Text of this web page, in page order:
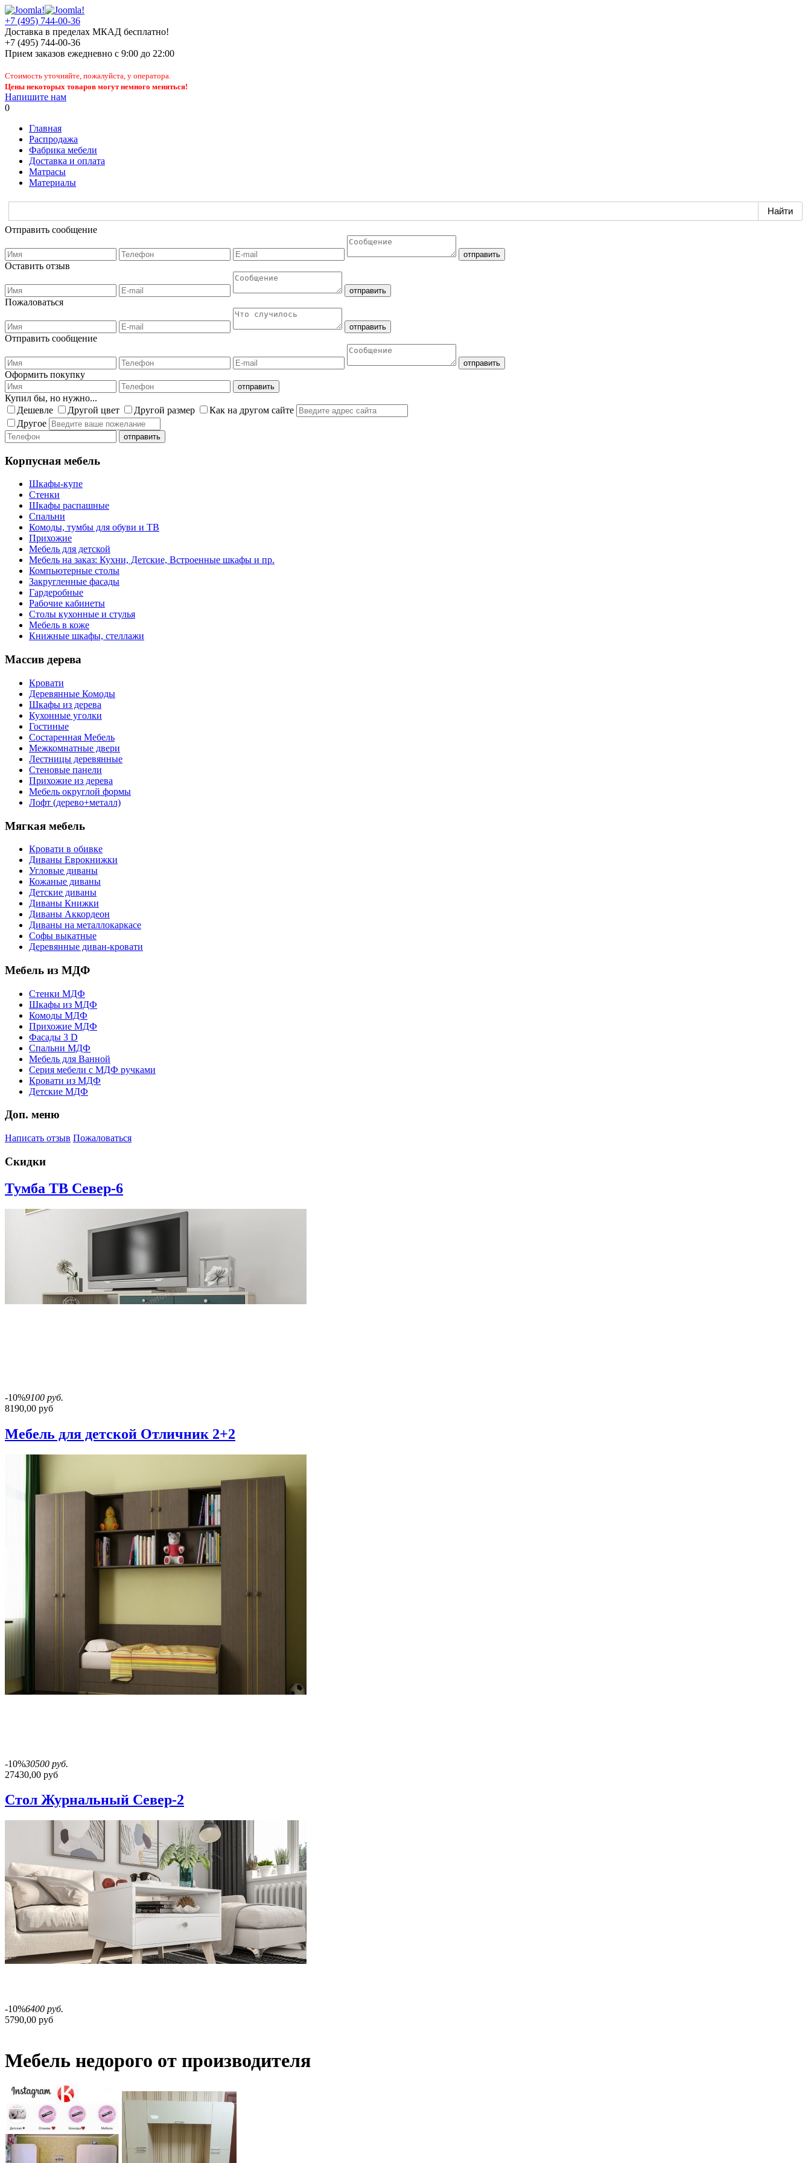
+7 (495) 744-00-36
Доставка в пределах МКАД бесплатно!
+7 (495) 744-00-36
Прием заказов ежедневно с 9:00 до 22:00
Стоимость уточняйте, пожалуйста, у оператора.
Цены некоторых товаров могут немного меняться!
Напишите нам
0
Главная
Распродажа
Фабрика мебели
Доставка и оплата
Матрасы
Материалы
Отправить сообщение
Оставить отзыв
Пожаловаться
Отправить сообщение
Оформить покупку
Купил бы, но нужно...
Дешевле
Другой цвет Другой размер
Как на другом сайте
Другое
Корпусная мебель
Шкафы-купе
Стенки
Шкафы распашные
Спальни
Комоды, тумбы для обуви и ТВ
Прихожие
Мебель для детской
Мебель на заказ: Кухни, Детские, Встроенные шкафы и пр.
Компьютерные столы
Закругленные фасады
Гардеробные
Рабочие кабинеты
Столы кухонные и стулья
Мебель в коже
Книжные шкафы, стеллажи
Массив дерева
Кровати
Деревянные Комоды
Шкафы из дерева
Кухонные уголки
Гостиные
Состаренная Мебель
Межкомнатные двери
Лестницы деревянные
Стеновые панели
Прихожие из дерева
Мебель округлой формы
Лофт (дерево+металл)
Мягкая мебель
Кровати в обивке
Диваны Еврокнижки
Угловые диваны
Кожаные диваны
Детские диваны
Диваны Книжки
Диваны Аккордеон
Диваны на металлокаркасе
Софы выкатные
Деревянные диван-кровати
Мебель из МДФ
Стенки МДФ
Шкафы из МДФ
Комоды МДФ
Прихожие МДФ
Фасады 3 D
Спальни МДФ
Мебель для Ванной
Серия мебели с МДФ ручками
Кровати из МДФ
Детские МДФ
Доп. меню
Написать отзыв Пожаловаться
Скидки
Тумба ТВ Север-6
-10%9100 руб.
8190,00 руб
Мебель для детской Отличник 2+2
-10%30500 руб.
27430,00 руб
Стол Журнальный Север-2
-10%6400 руб.
5790,00 руб
Мебель недорого от производителя